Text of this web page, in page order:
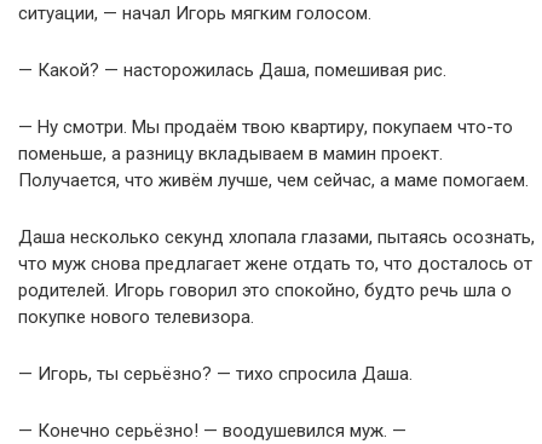
ситуации, — начал Игорь мягким голосом.
— Какой? — насторожилась Даша, помешивая рис.
— Ну смотри. Мы продаём твою квартиру, покупаем что-то
поменьше, а разницу вкладываем в мамин проект.
Получается, что живём лучше, чем сейчас, а маме помогаем.
Даша несколько секунд хлопала глазами, пытаясь осознать,
что муж снова предлагает жене отдать то, что досталось от
родителей. Игорь говорил это спокойно, будто речь шла о
покупке нового телевизора.
— Игорь, ты серьёзно? — тихо спросила Даша.
— Конечно серьёзно! — воодушевился муж. —